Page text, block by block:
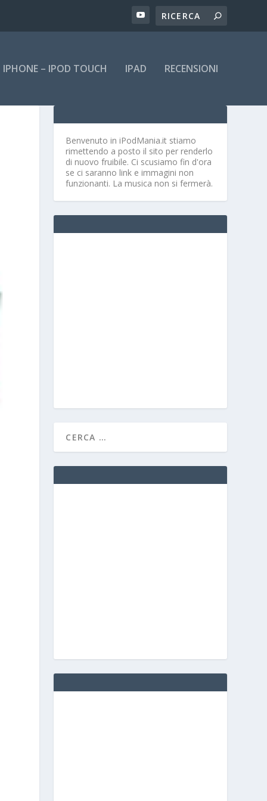
IPHONE – IPOD TOUCH IPAD RECENSIONI
Benvenuto in iPodMania.it stiamo
rimettendo a posto il sito per renderlo
di nuovo fruibile. Ci scusiamo fin d'ora
se ci saranno link e immagini non
funzionanti. La musica non si fermerà.